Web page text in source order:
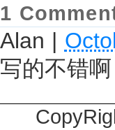
1
Alan |
写的不错